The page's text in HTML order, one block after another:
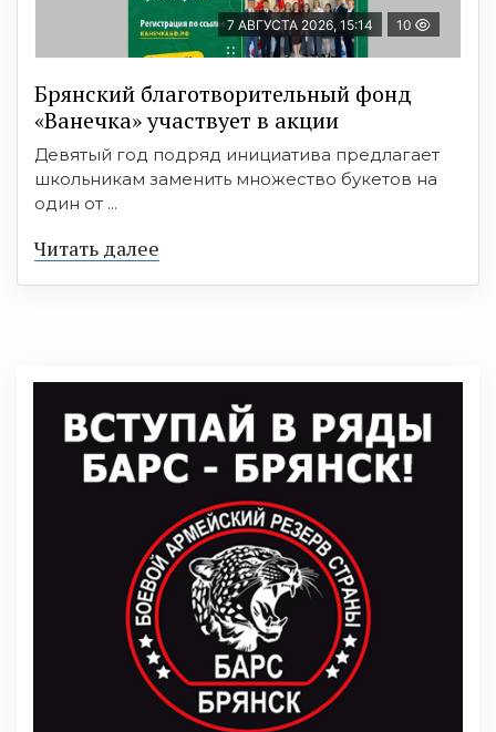
7 АВГУСТА 2026, 15:14 10
Брянский благотворительный фонд
«Ванечка» участвует в акции
Девятый год подряд инициатива предлагает
школьникам заменить множество букетов на
один от ...
Читать далее